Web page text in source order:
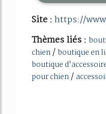
Site : https://
Thèmes liés :
chien/boutique en
boutique
pour chien/